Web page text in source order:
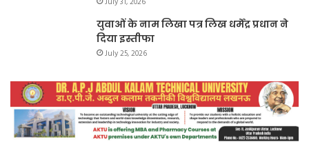
युवाओं के नाम लिखा पत्र लिख धर्मेंद्र प्रधान ने
दिया इस्तीफा
July 25, 2026